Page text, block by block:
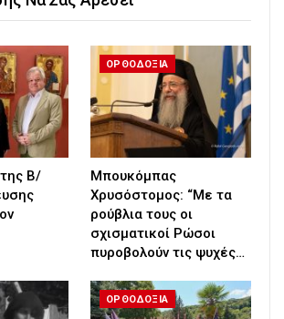
Β/
ΟΡΘΟΔΟΞΙΑ
Μπουκόμπας
Χρυσόστομος: “Με τα
ρούβλια τους οι
σχισματικοί Ρώσοι
πυροβολούν τις ψυχές…
ΟΡΘΟΔΟΞΙΑ